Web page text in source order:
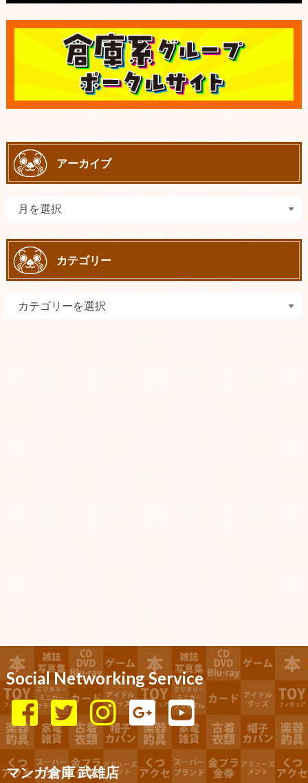
アーカイブ
カテゴリー
Social Networking Service
マンガ倉庫 武雄店